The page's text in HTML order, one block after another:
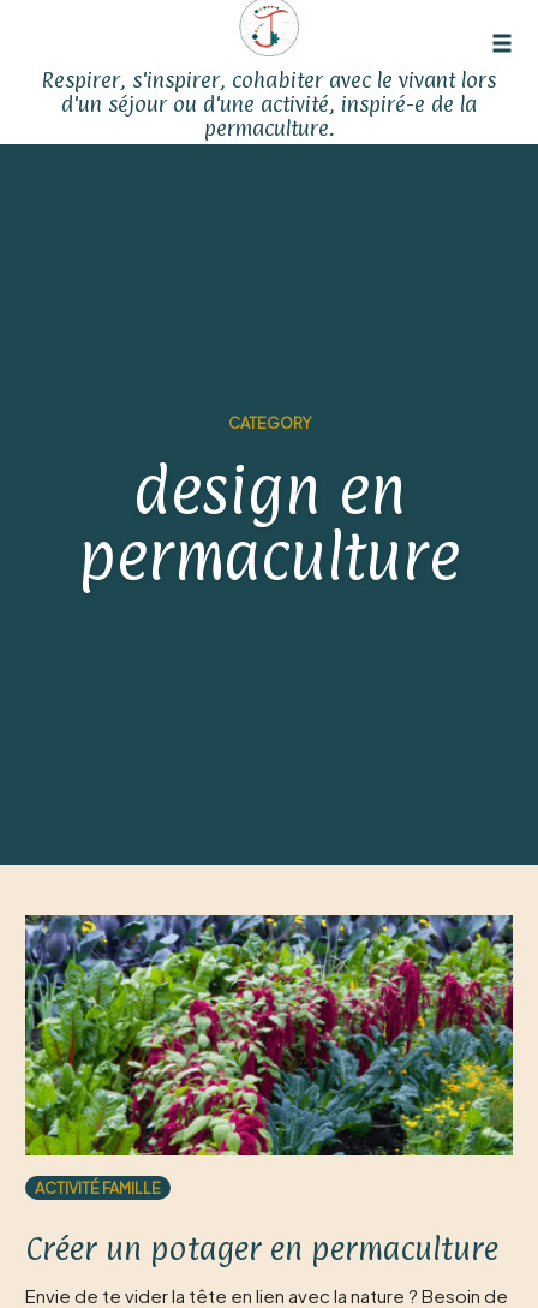
Respirer, s'inspirer, cohabiter avec le vivant lors
d'un séjour ou d'une activité, inspiré-e de la
permaculture.
CATEGORY
design en
permaculture
ACTIVITÉ FAMILLE
Créer un potager en permaculture
Envie de te vider la tête en lien avec la nature ? Besoin de